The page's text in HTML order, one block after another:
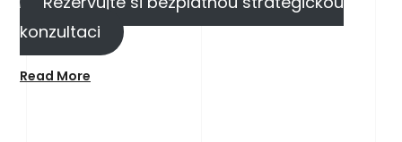
konzultaci
Read More